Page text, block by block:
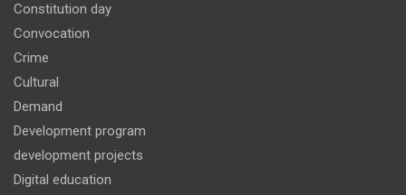
Constitution day
Convocation
Crime
Cultural
Demand
Development program
development projects
Digital education